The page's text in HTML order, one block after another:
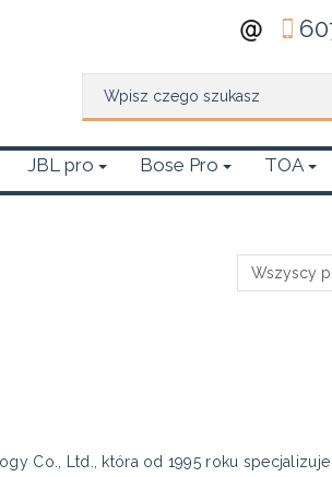
JBL pro Bose Pro TOA
Co., Ltd., która od 1995 roku